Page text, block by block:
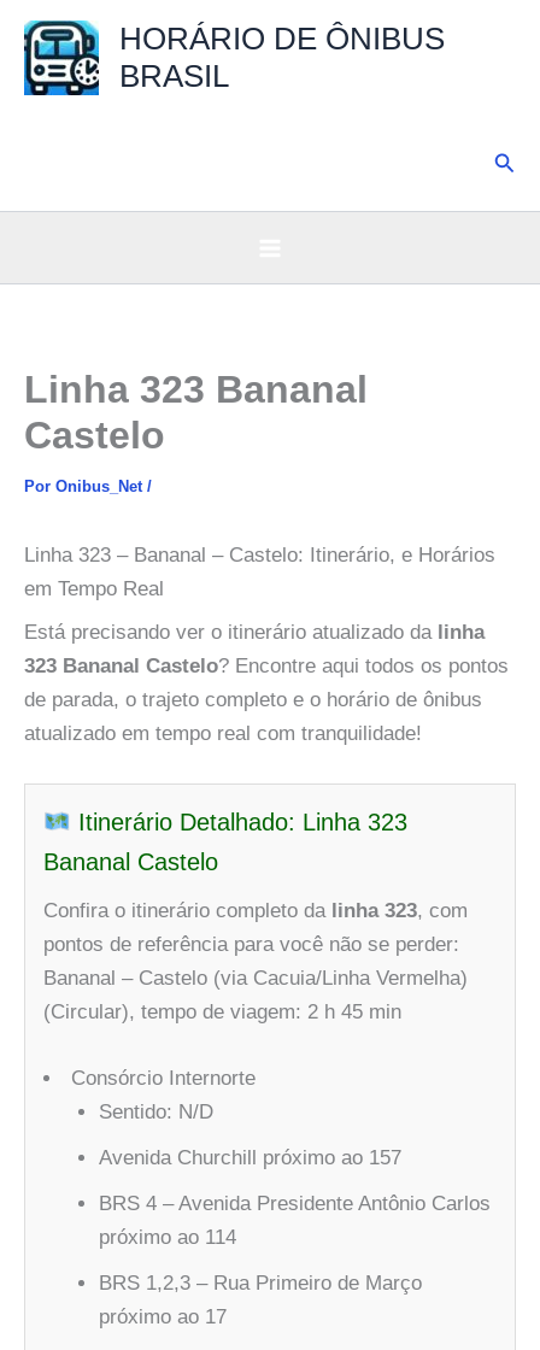
para
HORÁRIO DE ÔNIBUS
BRASIL
Linha 323 Bananal
Castelo
Por Onibus_Net /
Linha 323 – Bananal – Castelo: Itinerário, e Horários
em Tempo Real
Está precisando ver o itinerário atualizado da linha
323 Bananal Castelo? Encontre aqui todos os pontos
de parada, o trajeto completo e o horário de ônibus
atualizado em tempo real com tranquilidade!
Itinerário Detalhado: Linha 323
Bananal Castelo
Confira o itinerário completo da linha 323, com
pontos de referência para você não se perder:
Bananal – Castelo (via Cacuia/Linha Vermelha)
(Circular), tempo de viagem: 2 h 45 min
Consórcio Internorte
Sentido: N/D
Avenida Churchill próximo ao 157
BRS 4 – Avenida Presidente Antônio Carlos
próximo ao 114
BRS 1,2,3 – Rua Primeiro de Março
próximo ao 17